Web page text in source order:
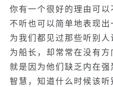
你有一个很好的理由可以
不听也可以简单地表现
为我们都见过那些听别
为船长，却常常在没有
就是因为他们缺乏内在
智慧，知道什么时候该